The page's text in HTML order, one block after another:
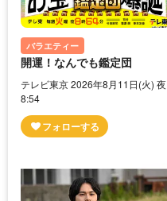
バラエティー
開運！なんでも鑑定団
テレビ東京 2026年8月11日(火) 夜
8:54